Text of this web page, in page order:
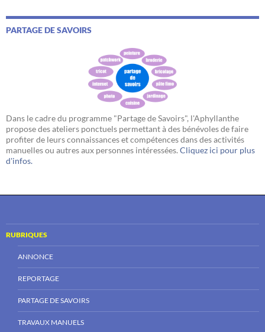
PARTAGE DE SAVOIRS
Dans le cadre du programme "Partage de Savoirs", l'Aphyllanthe
propose des ateliers ponctuels permettant à des bénévoles de faire
profiter de leurs connaissances et compétences dans des activités
manuelles ou autres aux personnes intéressées. Cliquez ici pour plus
d'infos.
RUBRIQUES
ANNONCE
REPORTAGE
PARTAGE DE SAVOIRS
TRAVAUX MANUELS